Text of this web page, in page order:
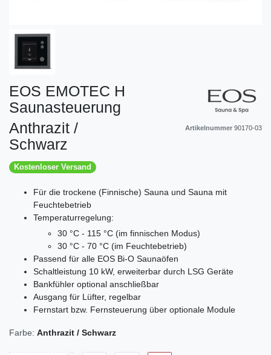
EOS EMOTEC H
Saunasteuerung
Anthrazit /
Schwarz
Artikelnummer 90170-03
Kostenloser Versand
Für die trockene (Finnische) Sauna und Sauna mit
Feuchtebetrieb
Temperaturregelung:
30 °C - 115 °C (im finnischen Modus)
30 °C - 70 °C (im Feuchtebetrieb)
Passend für alle EOS Bi-O Saunaöfen
Schaltleistung 10 kW, erweiterbar durch LSG Geräte
Bankfühler optional anschließbar
Ausgang für Lüfter, regelbar
Fernstart bzw. Fernsteuerung über optionale Module
Farbe: Anthrazit / Schwarz